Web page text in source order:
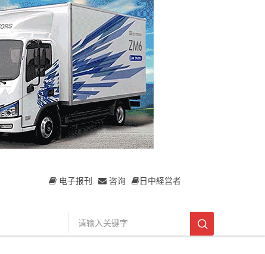
电子报刊 咨询 日中経営者